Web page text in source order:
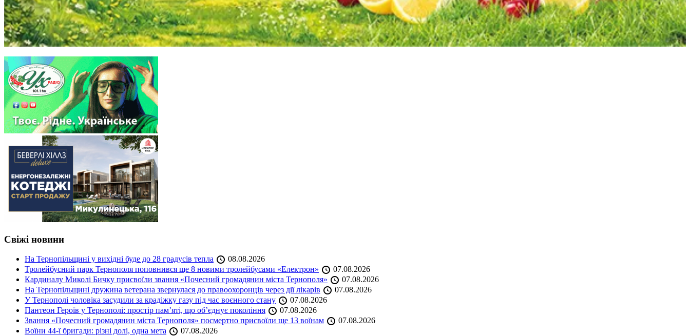
Свіжі новини
На Тернопільщині у вихідні буде до 28 градусів тепла
08.08.2026
Тролейбусний парк Тернополя поповнився ще 8 новими тролейбусами «Електрон»
07.08.2026
Кардиналу Миколі Бичку присвоїли звання «Почесний громадянин міста Тернополя»
07.08.2026
На Тернопільщині дружина ветерана звернулася до правоохоронців через дії лікарів
07.08.2026
У Тернополі чоловіка засудили за крадіжку газу під час воєнного стану
07.08.2026
Пантеон Героїв у Тернополі: простір пам’яті, що об’єднує покоління
07.08.2026
Звання «Почесний громадянин міста Тернополя» посмертно присвоїли ще 13 воїнам
07.08.2026
Воїни 44-ї бригади: різні долі, одна мета
07.08.2026